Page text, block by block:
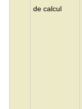
de calcul